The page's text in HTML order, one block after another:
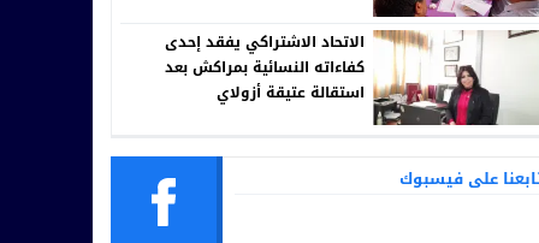
الاتحاد الاشتراكي يفقد إحدى
كفاءاته النسائية بمراكش بعد
استقالة عتيقة أزولاي
على فيسبوك